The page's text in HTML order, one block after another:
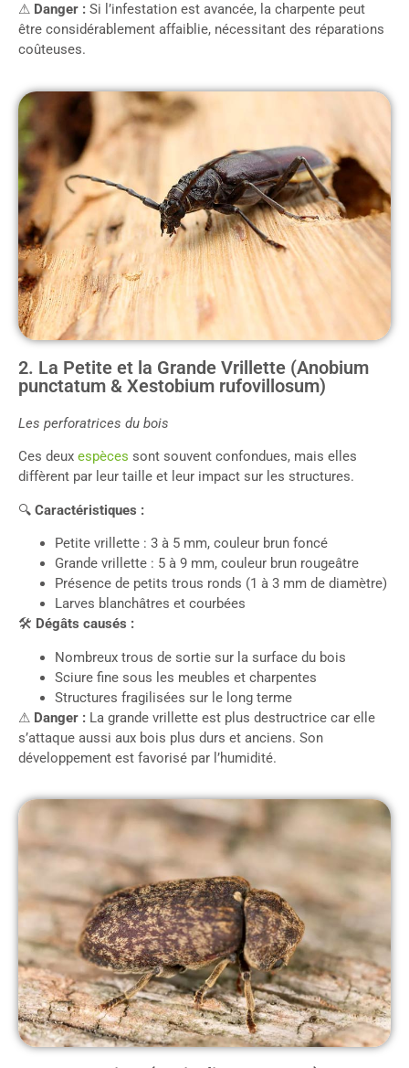
⚠ Danger : Si l’infestation est avancée, la charpente peut
être considérablement affaiblie, nécessitant des réparations
coûteuses.
2. La Petite et la Grande Vrillette (Anobium
punctatum & Xestobium rufovillosum)
Les perforatrices du bois
Ces deux espèces sont souvent confondues, mais elles
diffèrent par leur taille et leur impact sur les structures.
🔍 Caractéristiques :
Petite vrillette : 3 à 5 mm, couleur brun foncé
Grande vrillette : 5 à 9 mm, couleur brun rougeâtre
Présence de petits trous ronds (1 à 3 mm de diamètre)
Larves blanchâtres et courbées
🛠 Dégâts causés :
Nombreux trous de sortie sur la surface du bois
Sciure fine sous les meubles et charpentes
Structures fragilisées sur le long terme
⚠ Danger : La grande vrillette est plus destructrice car elle
s’attaque aussi aux bois plus durs et anciens. Son
développement est favorisé par l’humidité.